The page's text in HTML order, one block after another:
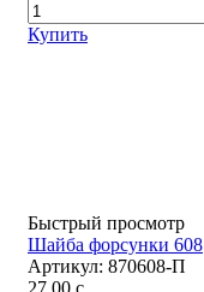
Купить
Быстрый просмотр
Шайба форсунки 608
Артикул: 870608-П